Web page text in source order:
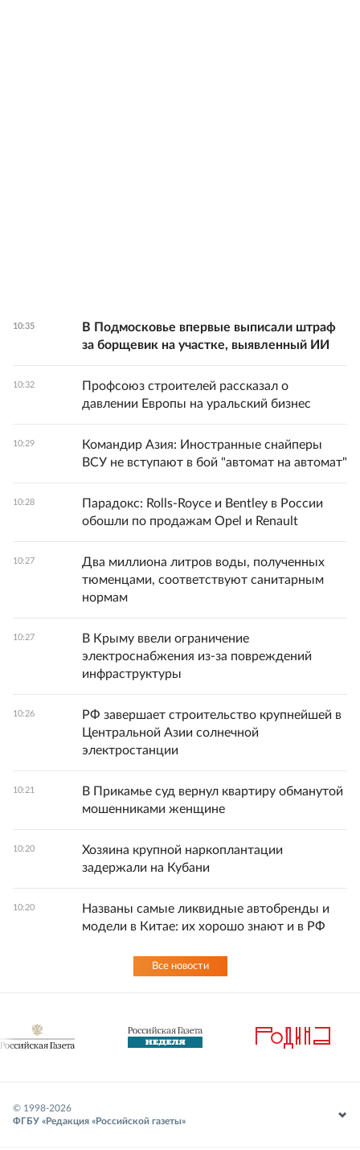
10:35
В Подмосковье впервые выписали штраф
за борщевик на участке, выявленный ИИ
10:32
Профсоюз строителей рассказал о
давлении Европы на уральский бизнес
10:29
Командир Азия: Иностранные снайперы
ВСУ не вступают в бой "автомат на автомат"
10:28
Парадокс: Rolls-Royce и Bentley в России
обошли по продажам Opel и Renault
10:27
Два миллиона литров воды, полученных
тюменцами, соответствуют санитарным
нормам
10:27
В Крыму ввели ограничение
электроснабжения из-за повреждений
инфраструктуры
10:26
РФ завершает строительство крупнейшей в
Центральной Азии солнечной
электростанции
10:21
В Прикамье суд вернул квартиру обманутой
мошенниками женщине
10:20
Хозяина крупной наркоплантации
задержали на Кубани
10:20
Названы самые ликвидные автобренды и
модели в Китае: их хорошо знают и в РФ
Все новости
© 1998-2026
ФГБУ «Редакция «Российской газеты»